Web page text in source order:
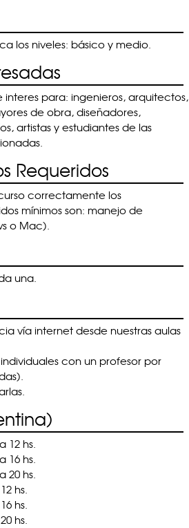
los niveles: básico y medio.
interes para: ingenieros, arquitectos,
de obra, diseñadores,
artistas y estudiantes de las
Requeridos
correctamente los
mínimos son: manejo de
o Mac).
una.
vía internet desde nuestras aulas
con un profesor por
12 hs.
16 hs.
20 hs.
hs.
hs.
hs.